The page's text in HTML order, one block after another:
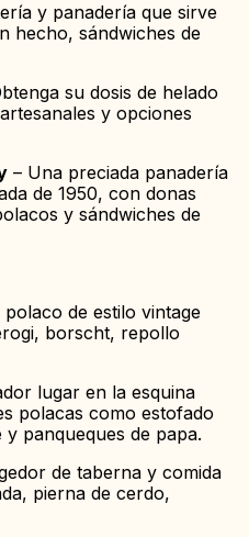
y panadería que sirve
hecho, sándwiches de
su dosis de helado
y opciones
– Una preciada panadería
de 1950, con donas
y sándwiches de
polaco de estilo vintage
borscht, repollo
lugar en la esquina
polacas como estofado
panqueques de papa.
de taberna y comida
pierna de cerdo,